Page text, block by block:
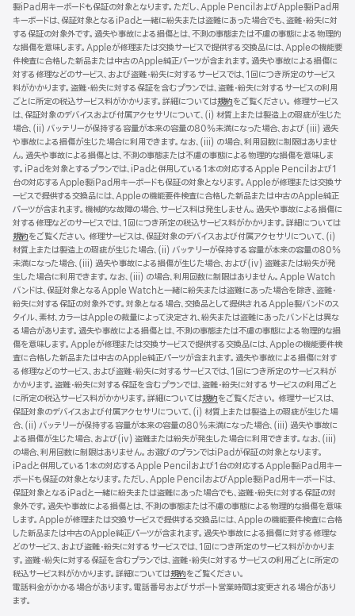
製iPad用キーボードも保証の対象となります。ただし、Apple PencilおよびApple製iPad用
キーボードは、保証対象となるiPadと一緒に紛失または盗難にあった場合でも、盗難・紛失に対
する保証の対象外です。過失や事故による損傷とは、不測の事態または不慮の事態による物理的
な損傷を意味します。Appleが修理または交換サービスで提供する交換品には、Appleの機能要
件検査に合格した新品または中古のApple純正パーツが含まれます。過失や事故による損傷に
対する修理などのサービス、および盗難・紛失に対するサービスでは、1回につき所定のサービス
料がかかります。盗難・紛失に対する保証を含むプランでは、盗難・紛失に対するサービスの利用
ごとに所定の税込サービス料がかかります。詳細については規約（新
規
ウ
イ
ン
ド
ウ
で
開
き
ま
す）
をご覧ください。 修理サービス
は、保証対象のデバイスおよび付属アクセサリについて、(i) 材質上または製造上の瑕疵が生じた
場合、(ii) バッテリーが保持する容量が本来の容量の80%未満になった場合、および (iii) 過失
や事故による損傷が生じた場合に利用できます。なお、(iii) の場合、利用回数に制限はありませ
ん。過失や事故による損傷とは、不測の事態または不慮の事態による物理的な損傷を意味しま
す。iPadを対象とするプランでは、iPadと併用している1本の対応するApple Pencilおよび1
台の対応するApple製iPad用キーボードも保証の対象となります。Appleが修理または交換サ
ービスで提供する交換品には、Appleの機能要件検査に合格した新品または中古のApple純正
パーツが含まれます。機械的な故障の場合、サービス料は発生しません。過失や事故による損傷に
対する修理などのサービスでは、1回につき所定の税込サービス料がかかります。詳細については
規約（新
規
ウ
イ
ン
ド
ウ
で
開
き
ま
す）
をご覧ください。 修理サービスは、保証対象のデバイスおよび付属アクセサリについて、(i)
材質上または製造上の瑕疵が生じた場合、(ii) バッテリーが保持する容量が本来の容量の80%
未満になった場合、(iii) 過失や事故による損傷が生じた場合、および(iv) 盗難または紛失が発
生した場合に利用できます。なお、(iii) の場合、利用回数に制限はありません。Apple Watch
バンドは、保証対象となるApple Watchと一緒に紛失または盗難にあった場合を除き、盗難・
紛失に対する保証の対象外です。対象となる場合、交換品として提供されるApple製バンドのス
タイル、素材、カラーはAppleの裁量によって決定され、紛失または盗難にあったバンドとは異な
る場合があります。過失や事故による損傷とは、不測の事態または不慮の事態による物理的な損
傷を意味します。Appleが修理または交換サービスで提供する交換品には、Appleの機能要件検
査に合格した新品または中古のApple純正パーツが含まれます。過失や事故による損傷に対す
る修理などのサービス、および盗難・紛失に対するサービスでは、1回につき所定のサービス料が
かかります。盗難・紛失に対する保証を含むプランでは、盗難・紛失に対するサービスの利用ごと
に所定の税込サービス料がかかります。詳細については規約（新
規
ウ
イ
ン
ド
ウ
で
開
き
ま
す）
をご覧ください。 修理サービスは、
保証対象のデバイスおよび付属アクセサリについて、(i) 材質上または製造上の瑕疵が生じた場
合、(ii) バッテリーが保持する容量が本来の容量の80%未満になった場合、(iii) 過失や事故に
よる損傷が生じた場合、および(iv) 盗難または紛失が発生した場合に利用できます。なお、(iii)
の場合、利用回数に制限はありません。お選びのプランではiPadが保証の対象となります。
iPadと併用している1本の対応するApple Pencilおよび1台の対応するApple製iPad用キー
ボードも保証の対象となります。ただし、Apple PencilおよびApple製iPad用キーボードは、
保証対象となるiPadと一緒に紛失または盗難にあった場合でも、盗難・紛失に対する保証の対
象外です。過失や事故による損傷とは、不測の事態または不慮の事態による物理的な損傷を意味
します。Appleが修理または交換サービスで提供する交換品には、Appleの機能要件検査に合格
した新品または中古のApple純正パーツが含まれます。過失や事故による損傷に対する修理な
どのサービス、および盗難・紛失に対するサービスでは、1回につき所定のサービス料がかかりま
す。盗難・紛失に対する保証を含むプランでは、盗難・紛失に対するサービスの利用ごとに所定の
税込サービス料がかかります。詳細については規約（新
規
をご覧ください。
電話料金がかかる場合があります。電話番号およびサポート営業時間は変更される場合があり
ます。